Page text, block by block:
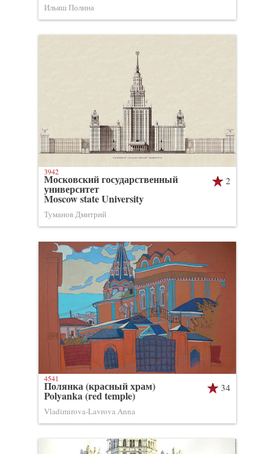
Ильяш Полина
2
Московский государственный
университет
Moscow state University
Туманов Дмитрий
3942
34
Полянка (красный храм)
Polyanka (red temple)
Vladimirova-Lavrova Anna
4541